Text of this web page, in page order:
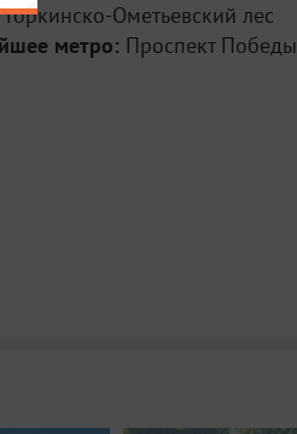
Горкинско-Ометьевский лес
метро: Проспект Победы